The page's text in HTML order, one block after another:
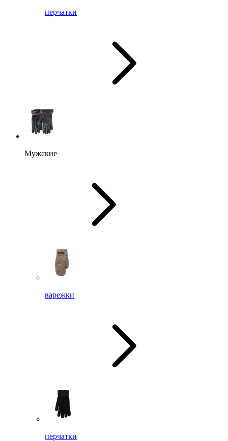
перчатки
Мужские
варежки
перчатки